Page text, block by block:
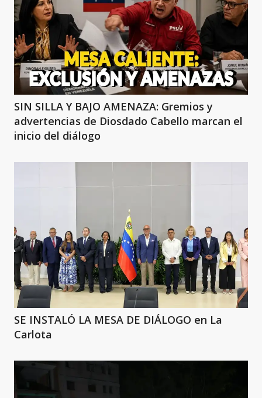
SIN SILLA Y BAJO AMENAZA: Gremios y
advertencias de Diosdado Cabello marcan el
inicio del diálogo
SE INSTALÓ LA MESA DE DIÁLOGO en La
Carlota